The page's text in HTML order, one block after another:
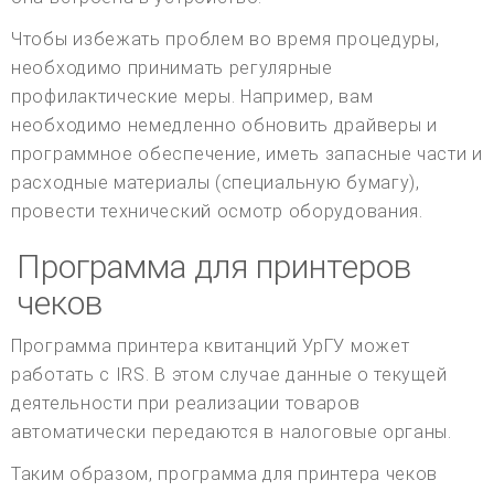
Чтобы избежать проблем во время процедуры,
необходимо принимать регулярные
профилактические меры. Например, вам
необходимо немедленно обновить драйверы и
программное обеспечение, иметь запасные части и
расходные материалы (специальную бумагу),
провести технический осмотр оборудования.
Программа для принтеров
чеков
Программа принтера квитанций УрГУ может
работать с IRS. В этом случае данные о текущей
деятельности при реализации товаров
автоматически передаются в налоговые органы.
Таким образом, программа для принтера чеков